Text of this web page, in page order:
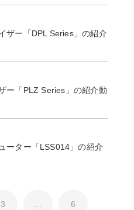
ザー「DPL Series」の紹介
ー「PLZ Series」の紹介動
ーター「LSS014」の紹介
3 6